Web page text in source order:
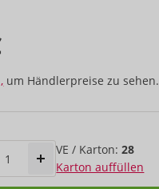
um Händlerpreise zu sehen.
VE / Karton:28
Karton auffüllen